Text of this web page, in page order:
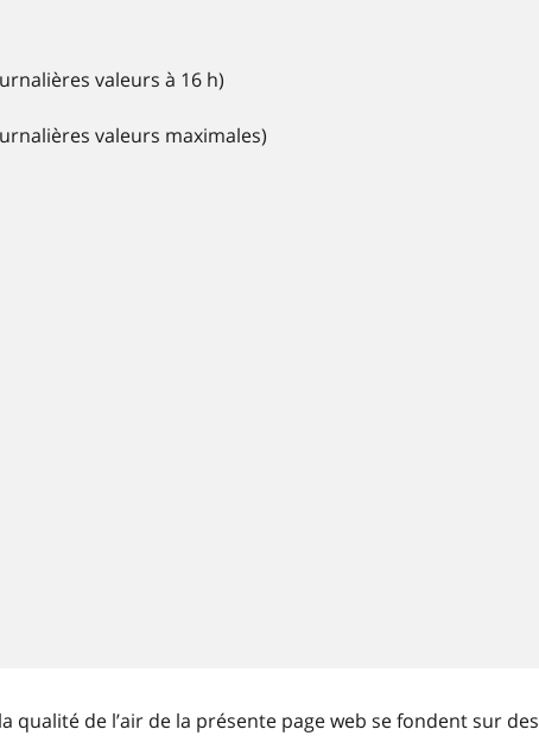
valeurs à 16 h)
valeurs maximales)
qualité de l’air de la présente page web se fondent sur des